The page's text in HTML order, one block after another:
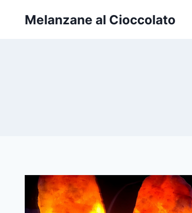
Melanzane al Cioccolato